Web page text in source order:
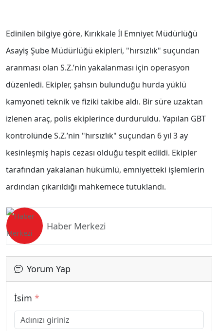
Edinilen bilgiye göre, Kırıkkale İl Emniyet Müdürlüğü
Asayiş Şube Müdürlüğü ekipleri, "hırsızlık" suçundan
aranması olan S.Z.’nin yakalanması için operasyon
düzenledi. Ekipler, şahsın bulunduğu hurda yüklü
kamyoneti teknik ve fiziki takibe aldı. Bir süre uzaktan
izlenen araç, polis ekiplerince durduruldu. Yapılan GBT
kontrolünde S.Z.’nin "hırsızlık" suçundan 6 yıl 3 ay
kesinleşmiş hapis cezası olduğu tespit edildi. Ekipler
tarafından yakalanan hükümlü, emniyetteki işlemlerin
ardından çıkarıldığı mahkemece tutuklandı.
Haber Merkezi
Yorum Yap
İsim *